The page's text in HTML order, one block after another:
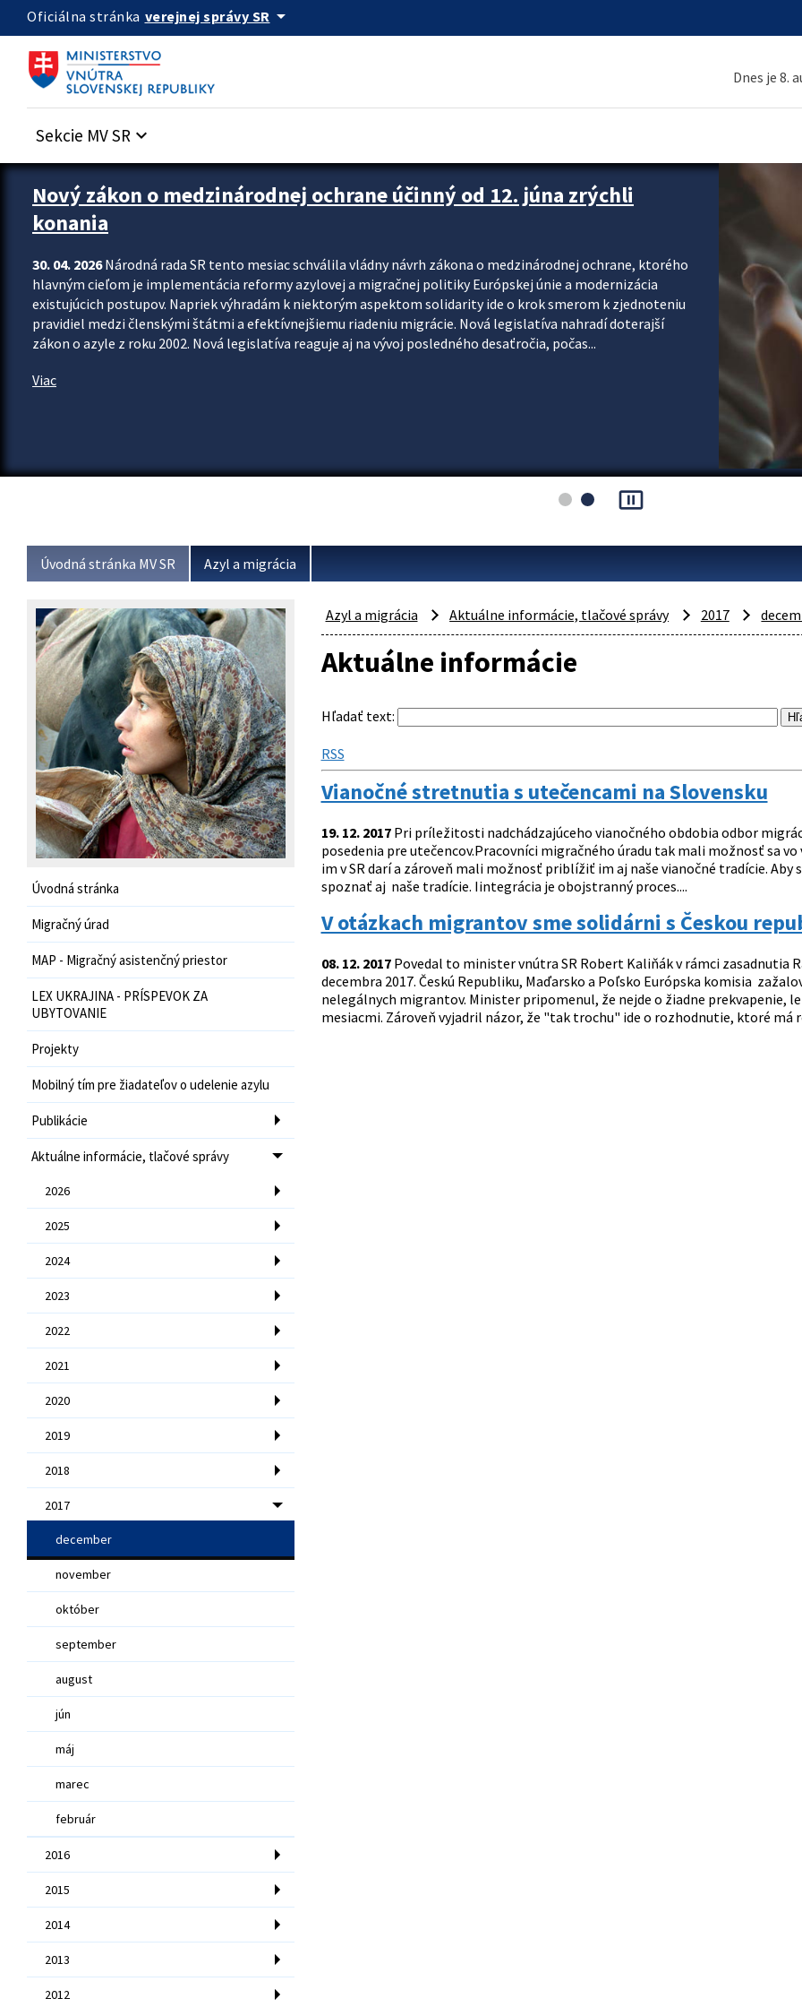
Preskocit na hlavný obsah
Oficiálna stránka verejnej správy SR arrow_drop_down
Dnes je 8.
Sekcie MV SR keyboard_arrow_down
Zastavit automatický posun upútavok
Nový zákon o medzinárodnej ochrane účinný od 12. júna zrýchli
konania
30. 04. 2026Národná rada SR tento mesiac schválila vládny návrh zákona o medzinárodnej ochrane, ktorého
hlavným cieľom je implementácia reformy azylovej a migračnej politiky Európskej únie a modernizácia
existujúcich postupov. Napriek výhradám k niektorým aspektom solidarity ide o krok smerom k zjednoteniu
pravidiel medzi členskými štátmi a efektívnejšiemu riadeniu migrácie. Nová legislatíva nahradí doterajší
zákon o azyle z roku 2002. Nová legislatíva reaguje aj na vývoj posledného desaťročia, počas...
Viac
pause_presentation
Úvodná stránka MV SR Azyl a migrácia
Úvodná stránka
Migračný úrad
MAP - Migračný asistenčný priestor
LEX UKRAJINA - PRÍSPEVOK ZA
UBYTOVANIE
Projekty
Mobilný tím pre žiadateľov o udelenie azylu
Publikácie
Aktuálne informácie, tlačové správy
2026
2025
2024
2023
2022
2021
2020
2019
2018
2017
december
november
október
september
august
jún
máj
marec
február
2016
2015
2014
2013
2012
Azyl a migrácia Aktuálne informácie, tlačové správy 2017
Aktuálne informácie
Hľadať text:
RSS
Vianočné stretnutia s utečencami na Slovensku
19. 12. 2017Pri príležitosti nadchádzajúceho vianočného obdobia odbor
posedenia pre utečencov.Pracovníci migračného úradu tak mali možnosť sa
im v SR darí a zároveň mali možnosť priblížiť im aj naše vianočné tradície.
spoznať aj naše tradície. Iintegrácia je obojstranný proces....
V otázkach migrantov sme solidárni s Českou
08. 12. 2017Povedal to minister vnútra SR Robert Kaliňák v rámci zasadnutia
decembra 2017. Českú Republiku, Maďarsko a Poľsko Európska komisia
nelegálnych migrantov. Minister pripomenul, že nejde o žiadne
mesiacmi. Zároveň vyjadril názor, že "tak trochu" ide o rozhodnutie, ktoré má